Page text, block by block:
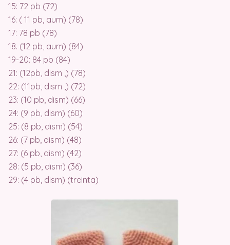
15: 72 pb (72)
16: ( 11 pb, aum) (78)
17: 78 pb (78)
18. (12 pb, aum) (84)
19-20: 84 pb (84)
21: (12pb, dism ,) (78)
22: (11pb, dism ,) (72)
23: (10 pb, dism) (66)
24: (9 pb, dism) (60)
25: (8 pb, dism) (54)
26: (7 pb, dism) (48)
27: (6 pb, dism) (42)
28: (5 pb, dism) (36)
29: (4 pb, dism) (treinta)